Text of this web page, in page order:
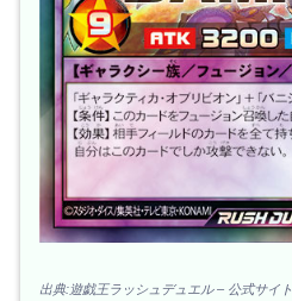
出典:遊戯王ラッシュデュエル – 公式サイト